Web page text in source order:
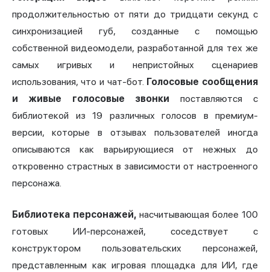
продолжительностью от пяти до тридцати секунд с
синхронизацией губ, созданные с помощью
собственной видеомодели, разработанной для тех же
самых игривых и непристойных сценариев
использования, что и чат-бот. Голосовые сообщения
и живые голосовые звонки поставляются с
библиотекой из 19 различных голосов в премиум-
версии, которые в отзывах пользователей иногда
описываются как варьирующиеся от нежных до
откровенно страстных в зависимости от настроенного
персонажа.
Библиотека персонажей, насчитывающая более 100
готовых ИИ-персонажей, соседствует с
конструктором пользовательских персонажей,
представленным как игровая площадка для ИИ, где